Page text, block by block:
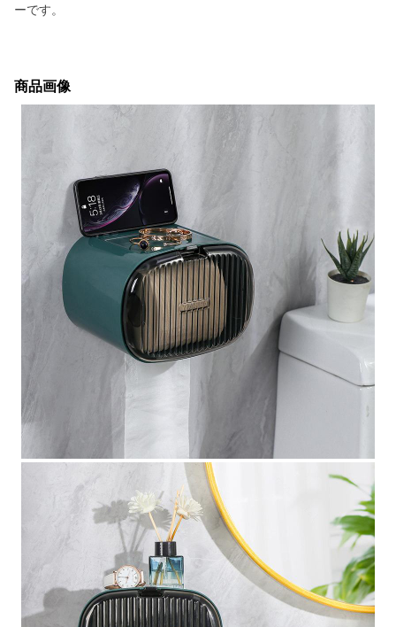
ーです。
商品画像